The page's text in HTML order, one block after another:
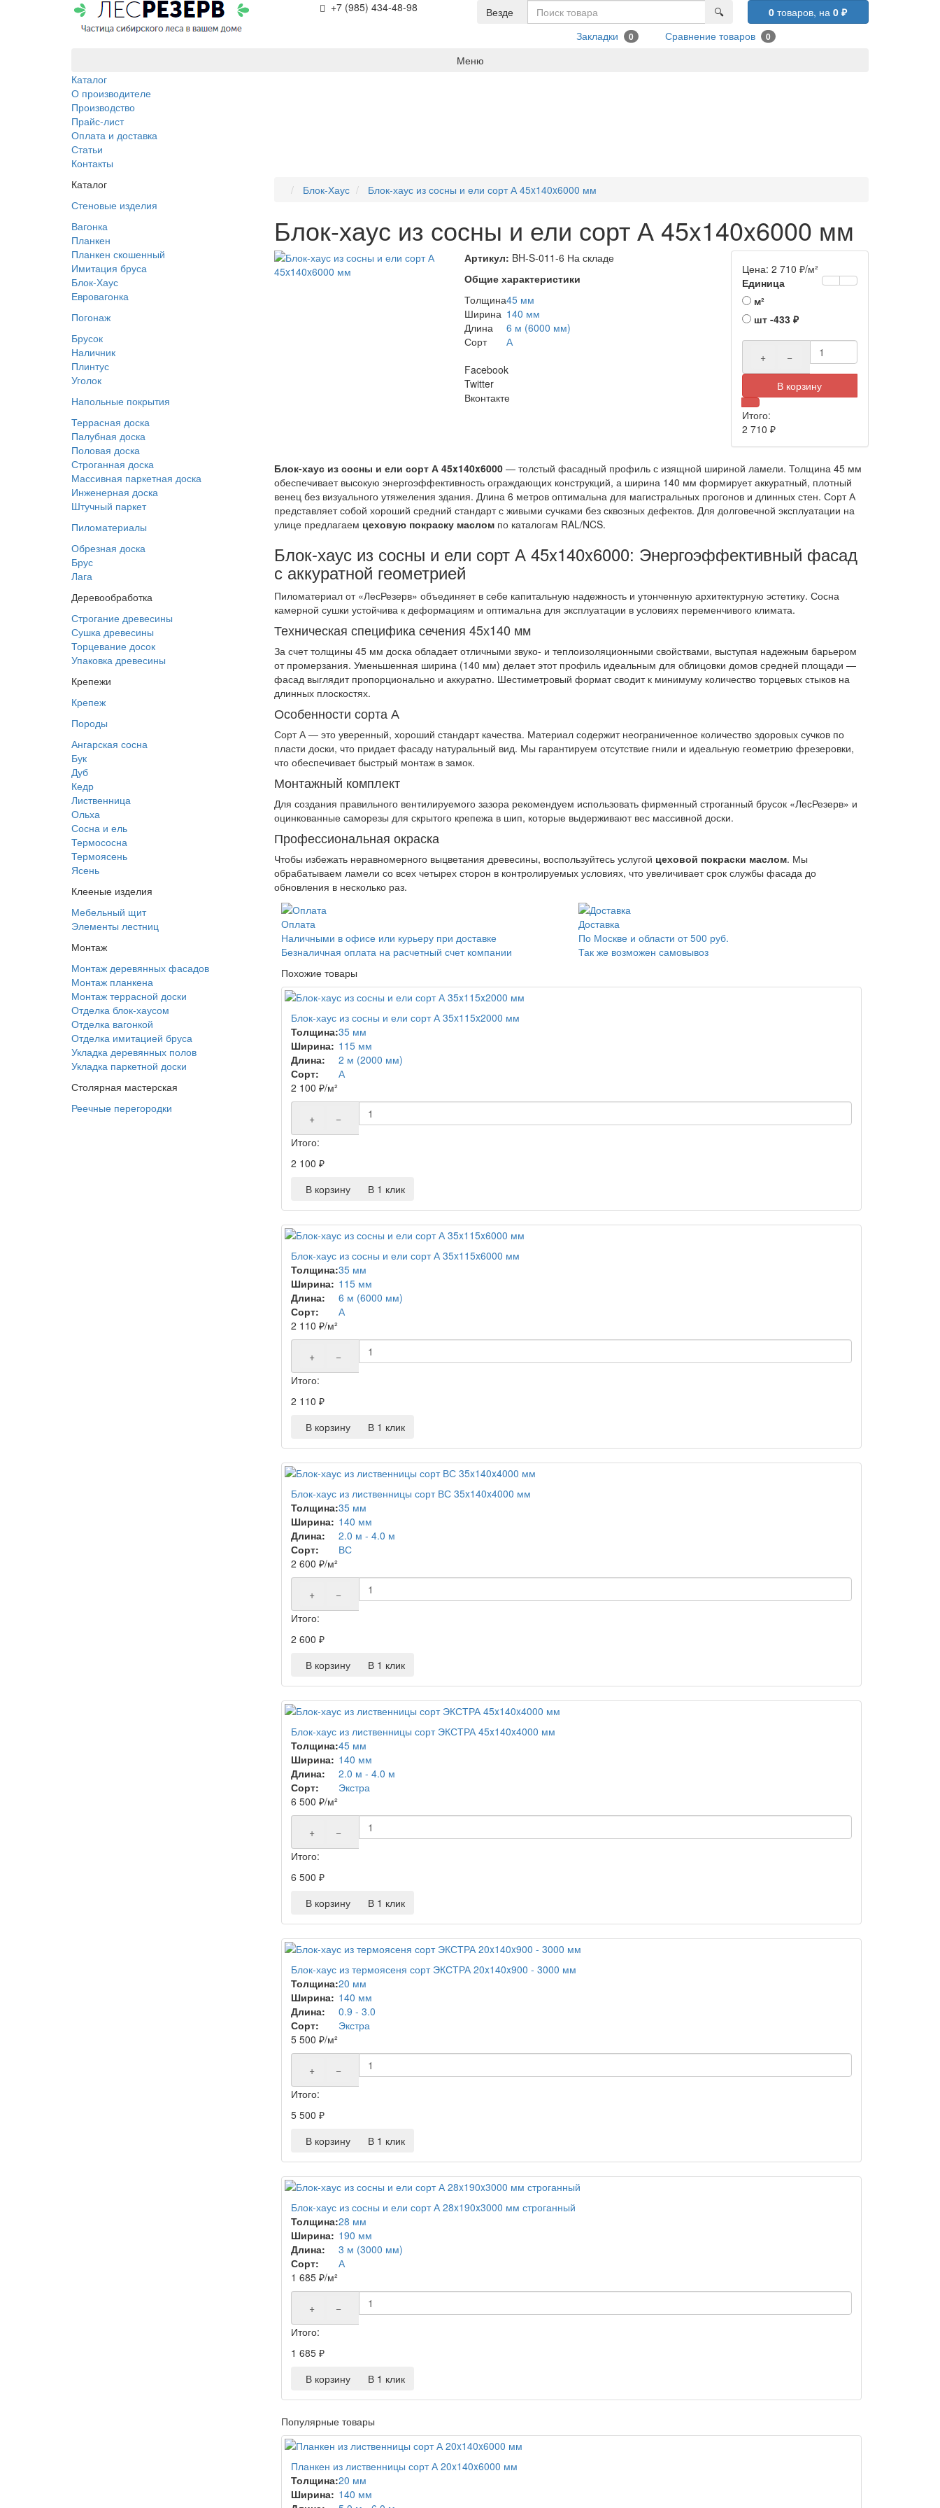
+7 (985) 434-48-98 Везде 🔍 0 товаров, на0 ₽
Закладки
0 Сравнение товаров 0
Меню
Каталог
О производителе
Производство
Прайс-лист
Оплата и доставка
Статьи
Контакты
Каталог
Стеновые изделия
Вагонка
Планкен
Планкен скошенный
Имитация бруса
Блок-Хаус
Евровагонка
Погонаж
Брусок
Наличник
Плинтус
Уголок
Напольные покрытия
Террасная доска
Палубная доска
Половая доска
Строганная доска
Массивная паркетная доска
Инженерная доска
Штучный паркет
Пиломатериалы
Обрезная доска
Брус
Лага
Деревообработка
Строгание древесины
Сушка древесины
Торцевание досок
Упаковка древесины
Крепежи
Крепеж
Породы
Ангарская сосна
Бук
Дуб
Кедр
Лиственница
Ольха
Сосна и ель
Термососна
Термоясень
Ясень
Клееные изделия
Мебельный щит
Элементы лестниц
Монтаж
Монтаж деревянных фасадов
Монтаж планкена
Монтаж террасной доски
Отделка блок-хаусом
Отделка вагонкой
Отделка имитацией бруса
Укладка деревянных полов
Укладка паркетной доски
Столярная мастерская
Реечные перегородки
Блок-Хаус Блок-хаус из сосны и ели сорт А 45x140x6000 мм
Блок-хаус из сосны и ели сорт А 45x140x6000 мм
Артикул: BH-S-011-6 На складе
Общие характеристики
Толщина45 мм
Ширина 140 мм
Длина
6 м (6000 мм)
Сорт
А
Facebook
Twitter
Вконтакте
Цена: 2 710 ₽/м²
Единица
м²
шт -433₽
+ −
В корзину
Итого:
2 710 ₽
Блок-хаус из сосны и ели сорт А 45x140x6000 — толстый фасадный профиль с изящной шириной ламели. Толщина 45 мм
обеспечивает высокую энергоэффективность ограждающих конструкций, а ширина 140 мм формирует аккуратный, плотный
венец без визуального утяжеления здания. Длина 6 метров оптимальна для магистральных прогонов и длинных стен. Сорт А
представляет собой хороший средний стандарт с живыми сучками без сквозных дефектов. Для долговечной эксплуатации на
улице предлагаем цеховую покраску маслом по каталогам RAL/NCS.
Блок-хаус из сосны и ели сорт А 45x140x6000: Энергоэффективный фасад
с аккуратной геометрией
Пиломатериал от «ЛесРезерв» объединяет в себе капитальную надежность и утонченную архитектурную эстетику. Сосна
камерной сушки устойчива к деформациям и оптимальна для эксплуатации в условиях переменчивого климата.
Техническая специфика сечения 45х140 мм
За счет толщины 45 мм доска обладает отличными звуко- и теплоизоляционными свойствами, выступая надежным барьером
от промерзания. Уменьшенная ширина (140 мм) делает этот профиль идеальным для облицовки домов средней площади —
фасад выглядит пропорционально и аккуратно. Шестиметровый формат сводит к минимуму количество торцевых стыков на
длинных плоскостях.
Особенности сорта А
Сорт А — это уверенный, хороший стандарт качества. Материал содержит неограниченное количество здоровых сучков по
пласти доски, что придает фасаду натуральный вид. Мы гарантируем отсутствие гнили и идеальную геометрию фрезеровки,
что обеспечивает быстрый монтаж в замок.
Монтажный комплект
Для создания правильного вентилируемого зазора рекомендуем использовать фирменный строганный брусок «ЛесРезерв» и
оцинкованные саморезы для скрытого крепежа в шип, которые выдерживают вес массивной доски.
Профессиональная окраска
Чтобы избежать неравномерного выцветания древесины, воспользуйтесь услугой цеховой покраски маслом. Мы
обрабатываем ламели со всех четырех сторон в контролируемых условиях, что увеличивает срок службы фасада до
обновления в несколько раз.
Оплата
Наличными в офисе или курьеру при доставке
Безналичная оплата на расчетный счет компании
Доставка
По Москве и области от 500 руб.
Так же возможен самовывоз
Похожие товары
Блок-хаус из сосны и ели сорт А 35x115x2000 мм
Толщина:35 мм
Ширина: 115 мм
Длина:
2 м (2000 мм)
Сорт:
А
2 100 ₽/м²
+
−
Итого:
2 100 ₽
В корзину
В 1 клик
Блок-хаус из сосны и ели сорт А 35x115x6000 мм
Толщина:35 мм
Ширина: 115 мм
Длина:
6 м (6000 мм)
Сорт:
А
2 110 ₽/м²
+
−
Итого:
2 110 ₽
В корзину
В 1 клик
Блок-хаус из лиственницы сорт ВС 35x140x4000 мм
Толщина:35 мм
Ширина: 140 мм
Длина:
2.0 м - 4.0 м
Сорт:
ВС
2 600 ₽/м²
+
−
Итого:
2 600 ₽
В корзину
В 1 клик
Блок-хаус из лиственницы сорт ЭКСТРА 45x140x4000 мм
Толщина:45 мм
Ширина: 140 мм
Длина:
2.0 м - 4.0 м
Сорт:
Экстра
6 500 ₽/м²
+
−
Итого:
6 500 ₽
В корзину
В 1 клик
Блок-хаус из термоясеня сорт ЭКСТРА 20x140x900 - 3000 мм
Толщина:20 мм
Ширина: 140 мм
Длина:
0.9 - 3.0
Сорт:
Экстра
5 500 ₽/м²
+
−
Итого:
5 500 ₽
В корзину
В 1 клик
Блок-хаус из сосны и ели сорт А 28x190x3000 мм строганный
Толщина:28 мм
Ширина: 190 мм
Длина:
3 м (3000 мм)
Сорт:
А
1 685 ₽/м²
+
−
Итого:
1 685 ₽
В корзину
В 1 клик
Популярные товары
Планкен из лиственницы сорт А 20x140x6000 мм
Толщина:20 мм
Ширина: 140 мм